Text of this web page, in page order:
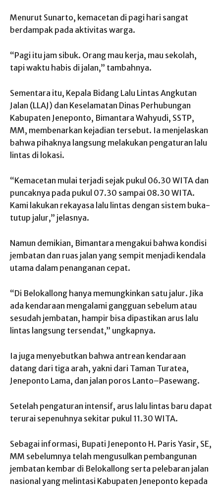
Menurut Sunarto, kemacetan di pagi hari sangat
berdampak pada aktivitas warga.
“Pagi itu jam sibuk. Orang mau kerja, mau sekolah,
tapi waktu habis di jalan,” tambahnya.
Sementara itu, Kepala Bidang Lalu Lintas Angkutan
Jalan (LLAJ) dan Keselamatan Dinas Perhubungan
Kabupaten Jeneponto, Bimantara Wahyudi, SSTP,
MM, membenarkan kejadian tersebut. Ia menjelaskan
bahwa pihaknya langsung melakukan pengaturan lalu
lintas di lokasi.
“Kemacetan mulai terjadi sejak pukul 06.30 WITA dan
puncaknya pada pukul 07.30 sampai 08.30 WITA.
Kami lakukan rekayasa lalu lintas dengan sistem buka-
tutup jalur,” jelasnya.
Namun demikian, Bimantara mengakui bahwa kondisi
jembatan dan ruas jalan yang sempit menjadi kendala
utama dalam penanganan cepat.
“Di Belokallong hanya memungkinkan satu jalur. Jika
ada kendaraan mengalami gangguan sebelum atau
sesudah jembatan, hampir bisa dipastikan arus lalu
lintas langsung tersendat,” ungkapnya.
Ia juga menyebutkan bahwa antrean kendaraan
datang dari tiga arah, yakni dari Taman Turatea,
Jeneponto Lama, dan jalan poros Lanto–Pasewang.
Setelah pengaturan intensif, arus lalu lintas baru dapat
terurai sepenuhnya sekitar pukul 11.30 WITA.
Sebagai informasi, Bupati Jeneponto H. Paris Yasir, SE,
MM sebelumnya telah mengusulkan pembangunan
jembatan kembar di Belokallong serta pelebaran jalan
nasional yang melintasi Kabupaten Jeneponto kepada